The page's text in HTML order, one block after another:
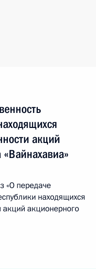
акций
«О передаче
находящихся
акционерного